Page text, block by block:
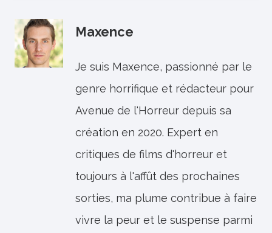
Maxence
Je suis Maxence, passionné par le
genre horrifique et rédacteur pour
Avenue de l'Horreur depuis sa
création en 2020. Expert en
critiques de films d'horreur et
toujours à l'affût des prochaines
sorties, ma plume contribue à faire
vivre la peur et le suspense parmi